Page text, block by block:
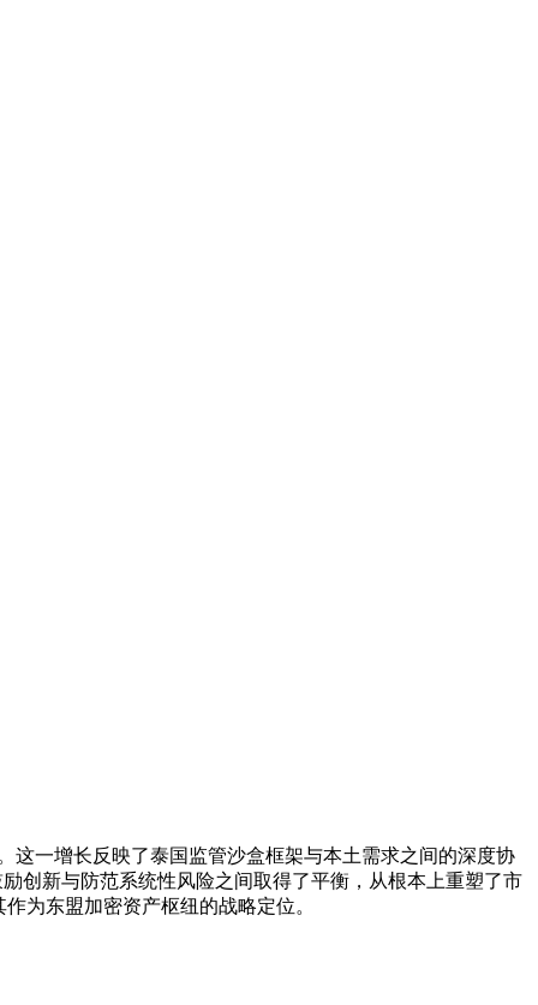
这一增长反映了泰国监管沙盒框架与本土需求之间的深度协
创新与防范系统性风险之间取得了平衡，从根本上重塑了市
为东盟加密资产枢纽的战略定位。